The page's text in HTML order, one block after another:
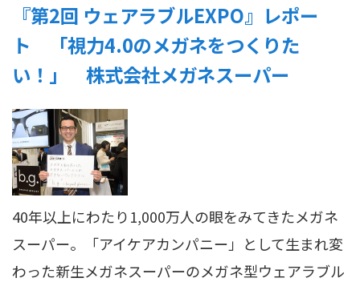
『第2回 ウェアラブルEXPO』レポー
ト 「視力4.0のメガネをつくりた
い！」 株式会社メガネスーパー
40年以上にわたり1,000万人の眼をみてきたメガネ
スーパー。「アイケアカンパニー」として生まれ変
わった新生メガネスーパーのメガネ型ウェアラブル